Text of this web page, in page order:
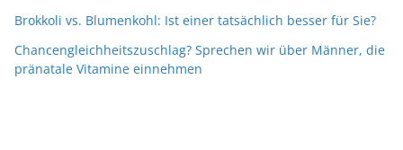
Brokkoli vs. Blumenkohl: Ist einer tatsächlich besser für Sie?
Chancengleichheitszuschlag? Sprechen wir über Männer, die
pränatale Vitamine einnehmen